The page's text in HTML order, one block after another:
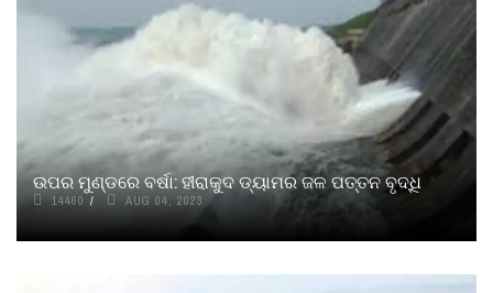
ଉପର ମୁଣ୍ଡରେ ବର୍ଷା: ହୀରାକୁଦ ଡ୍ୟାମର ଜଳ ପତ୍ତନ ବୃଦ୍ଧି
14460 AUG 04, 2023